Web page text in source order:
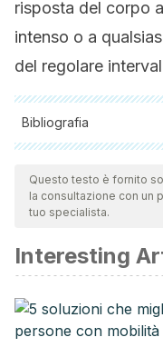
risposta del corpo
intenso o a
del regolare
Bibliografia
Tutte le fonti citate
team per garantirne la
validità. La bibliografia
Hotfiel, T., Freiwald,
(2018). Advances in
(DOMS): Part I:
Sportverletzung
Questo testo è fornito
la consultazione con un
tuo specialista.
Interesting